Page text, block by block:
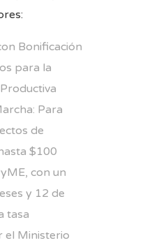
Bonificación
para la
Para
de
$100
con un
y 12 de
tasa
el Ministerio